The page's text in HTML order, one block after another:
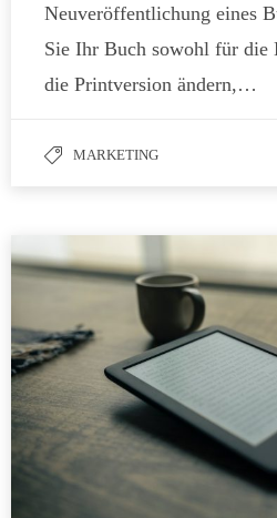
Neuveröffentlichung eines
Sie Ihr Buch sowohl für die
die Printversion ändern,…
MARKETING